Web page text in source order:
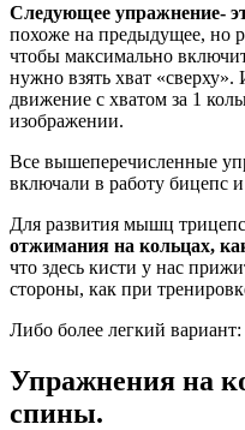
Следующее упражнение-
похоже на предыдущее, но
чтобы максимально
нужно взять хват
движение с хватом за 1
изображении.
Все вышеперечисленные
включали в работу бицепс
Для развития мышц
отжимания на кольцах,
что здесь кисти у нас
стороны, как при
Либо более легкий вариант:
Упражнения на
спины.